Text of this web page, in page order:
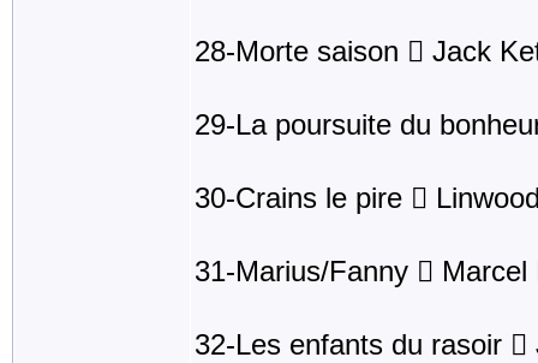
28-Morte saison  Jack
29-La poursuite du
30-Crains le pire 
31-Marius/Fanny  Marcel
32-Les enfants du rasoir 